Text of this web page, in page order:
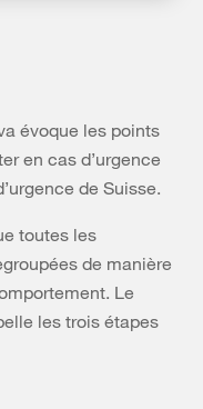
évoque les points
en cas d’urgence
de Suisse.
toutes les
de manière
Le
les trois étapes